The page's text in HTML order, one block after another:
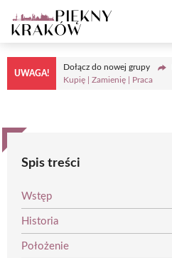
do
treści
UWAGA!
Dołącz do nowej grupy
Kupię | Zamienię | Praca
Spis treści
Wstęp
Historia
Położenie